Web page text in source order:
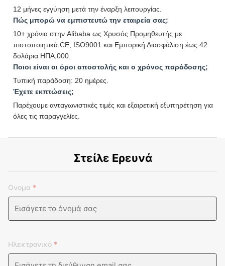
12 μήνες εγγύηση μετά την έναρξη λειτουργίας.
Πώς μπορώ να εμπιστευτώ την εταιρεία σας;
10+ χρόνια στην Alibaba ως Χρυσός Προμηθευτής με
πιστοποιητικά CE, ISO9001 και Εμπορική Διασφάλιση έως 42
δολάρια ΗΠΑ,000.
Ποιοι είναι οι όροι αποστολής και ο χρόνος παράδοσης;
Τυπική παράδοση: 20 ημέρες.
Έχετε εκπτώσεις;
Παρέχουμε ανταγωνιστικές τιμές και εξαιρετική εξυπηρέτηση για
όλες τις παραγγελίες.
Στείλε Ερευνά
Ονομα *
Ηλεκτρονικό *